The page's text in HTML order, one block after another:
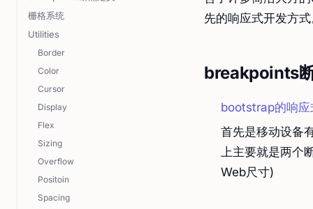
栅格系统
Utilities
Border
Color
Cursor
Display
Flex
Sizing
Overflow
Positoin
Spacing
先的响应式开发方
breakpoints
bootstrap的响
首先是移动设备
上主要就是两个
Web尺寸)